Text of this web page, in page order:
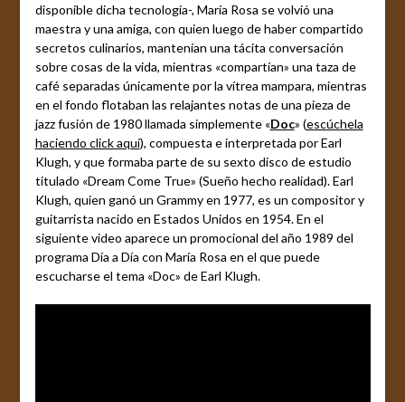
disponible dicha tecnología-, María Rosa se volvió una
maestra y una amiga, con quien luego de haber compartido
secretos culinarios, mantenían una tácita conversación
sobre cosas de la vida, mientras «compartían» una taza de
café separadas únicamente por la vítrea mampara, mientras
en el fondo flotaban las relajantes notas de una pieza de
jazz fusión de 1980 llamada simplemente «Doc» (escúchela
haciendo click aquí), compuesta e interpretada por Earl
Klugh, y que formaba parte de su sexto disco de estudio
titulado «Dream Come True» (Sueño hecho realidad). Earl
Klugh, quien ganó un Grammy en 1977, es un compositor y
guitarrista nacido en Estados Unidos en 1954. En el
siguiente video aparece un promocional del año 1989 del
programa Día a Día con María Rosa en el que puede
escucharse el tema «Doc» de Earl Klugh.